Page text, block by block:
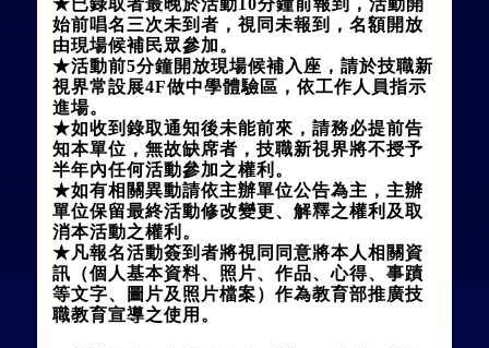
★已錄取者最晚於活動10分鐘前報到，活動開
始前唱名三次未到者，視同未報到，名額開放
由現場候補民眾參加。
★活動前5分鐘開放現場候補入座，請於技職新
視界常設展4F做中學體驗區，依工作人員指示
進場。
★如收到錄取通知後未能前來，請務必提前告
知本單位，無故缺席者，技職新視界將不授予
半年內任何活動參加之權利。
★如有相關異動請依主辦單位公告為主，主辦
單位保留最終活動修改變更、解釋之權利及取
消本活動之權利。
★凡報名活動簽到者將視同同意將本人相關資
訊（個人基本資料、照片、作品、心得、事蹟
等文字、圖片及照片檔案）作為教育部推廣技
職教育宣導之使用。